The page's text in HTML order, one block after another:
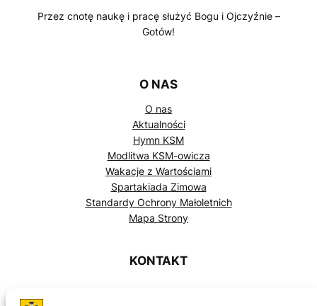
Przez cnotę naukę i pracę służyć Bogu i Ojczyźnie –
Gotów!
O NAS
O nas
Aktualności
Hymn KSM
Modlitwa KSM-owicza
Wakacje z Wartościami
Spartakiada Zimowa
Standardy Ochrony Małoletnich
Mapa Strony
KONTAKT